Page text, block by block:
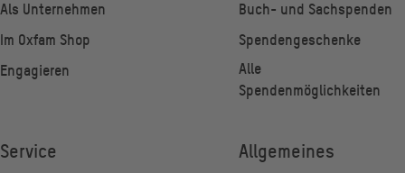
Als Unternehmen
Im Oxfam Shop
Engagieren
Buch- und Sachspenden
Spendengeschenke
Alle
Spendenmöglichkeiten
Service Allgemeines